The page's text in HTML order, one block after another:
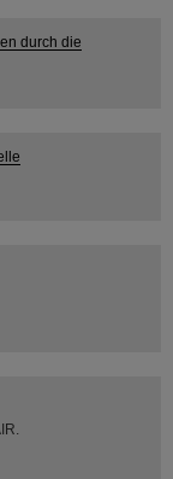
durch die